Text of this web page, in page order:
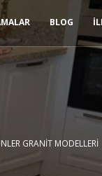
BLOG
GRANIT MODELLERI